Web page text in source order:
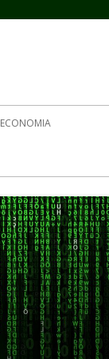
ECONOMIA